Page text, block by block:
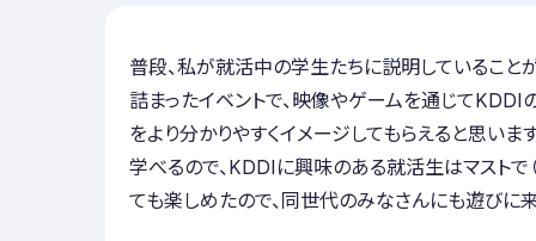
普段、私が就活中の学生たちに説明していること
詰まったイベントで、映像やゲームを通じてKDDI
をより分かりやすくイメージしてもらえると思いま
学べるので、KDDIに興味のある就活生はマストで
ても楽しめたので、同世代のみなさんにも遊びに